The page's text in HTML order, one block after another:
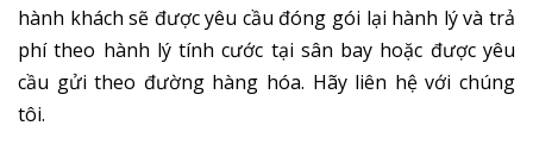
hành khách sẽ được yêu cầu đóng gói lại hành lý và trả
phí theo hành lý tính cước tại sân bay hoặc được yêu
cầu gửi theo đường hàng hóa. Hãy liên hệ với chúng
tôi.